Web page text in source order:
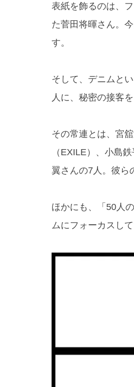
表紙を飾るのは、
た菅田将暉さん。
す。
そして、デニムと
人に、秘密の接客
その常連とは、宮
（EXILE）、小島
翼さんの7人。彼ら
ほかにも、「50人
ムにフォーカスして